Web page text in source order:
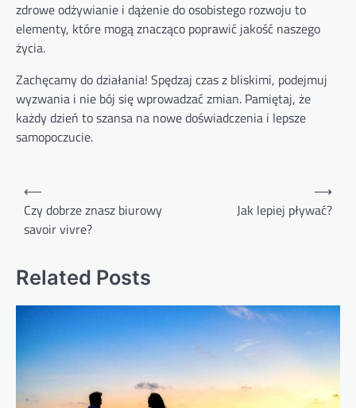
zdrowe odżywianie i dążenie do osobistego rozwoju to
elementy, które mogą znacząco poprawić jakość naszego
życia.
Zachęcamy do działania! Spędzaj czas z bliskimi, podejmuj
wyzwania i nie bój się wprowadzać zmian. Pamiętaj, że
każdy dzień to szansa na nowe doświadczenia i lepsze
samopoczucie.
Nawigacja
wpisu
⟵
Czy dobrze znasz biurowy
savoir vivre?
Jak lepiej pływać?
⟶
Related Posts